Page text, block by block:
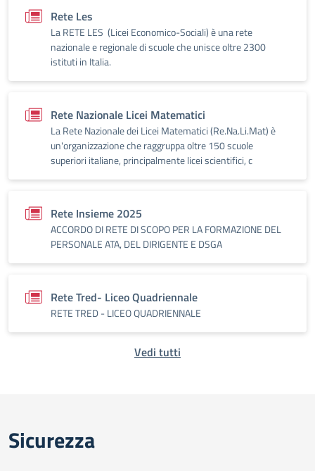
Rete Les
La RETE LES (Licei Economico-Sociali) è una rete
nazionale e regionale di scuole che unisce oltre 2300
istituti in Italia.
Rete Nazionale Licei Matematici
La Rete Nazionale dei Licei Matematici (Re.Na.Li.Mat) è
un'organizzazione che raggruppa oltre 150 scuole
superiori italiane, principalmente licei scientifici, c
Rete Insieme 2025
ACCORDO DI RETE DI SCOPO PER LA FORMAZIONE DEL
PERSONALE ATA, DEL DIRIGENTE E DSGA
Rete Tred- Liceo Quadriennale
RETE TRED - LICEO QUADRIENNALE
Vedi tutti
Sicurezza